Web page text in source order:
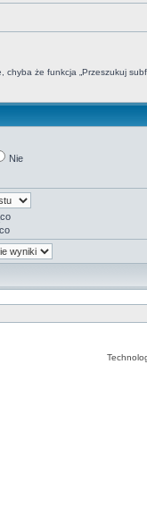
że funkcja „Przeszukuj
Nie